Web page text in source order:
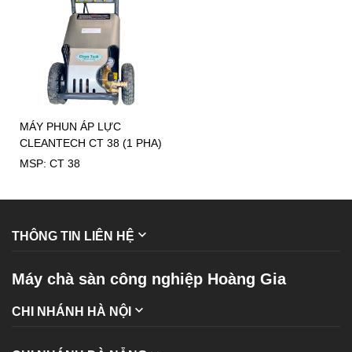
MÁY PHUN ÁP LỰC
CLEANTECH CT 38 (1 PHA)
MSP: CT 38
THÔNG TIN LIÊN HỆ
Máy chà sàn công nghiệp Hoàng Gia
CHI NHÁNH HÀ NỘI